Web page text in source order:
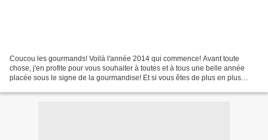
Coucou les gourmands! Voilà l'année 2014 qui commence! Avant toute
chose, j'en profite pour vous souhaiter à toutes et à tous une belle année
placée sous le signe de la gourmandise! Et si vous êtes de plus en plus